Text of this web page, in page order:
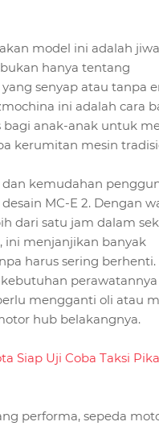
model ini adalah jiwa
hanya tentang
senyap atau tanpa
ini adalah cara
bagi anak-anak untuk
kerumitan mesin
dan kemudahan
MC-E 2. Dengan
dari satu jam dalam
ini menjanjikan banyak
harus sering berhenti.
mengganti oli atau
hub belakangnya.
Siap Uji Coba Taksi
performa, sepeda